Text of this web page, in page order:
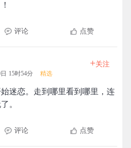
评论 点赞
15时54分 精选
+关注
迷恋。走到哪里看到哪里，连
。
评论 点赞